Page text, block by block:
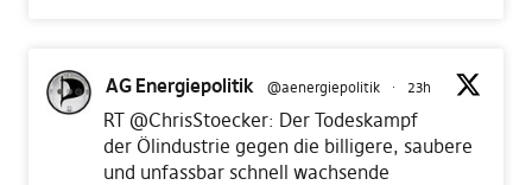
AG Energiepolitik @aenergiepolitik · 23h
RT @ChrisStoecker: Der Todeskampf
der Ölindustrie gegen die billigere, saubere
und unfassbar schnell wachsende